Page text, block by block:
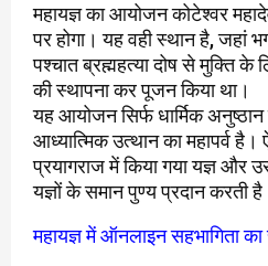
महायज्ञ का आयोजन कोटेश्वर
पर होगा। यह वही स्थान है, जहां
पश्चात ब्रह्महत्या दोष से मुक्ति के
की स्थापना कर पूजन किया था।
यह आयोजन सिर्फ धार्मिक
आध्यात्मिक उत्थान का महापर्व है।
प्रयागराज में किया गया यज्ञ और
यज्ञों के समान पुण्य प्रदान करती
महायज्ञ में ऑनलाइन सहभागिता